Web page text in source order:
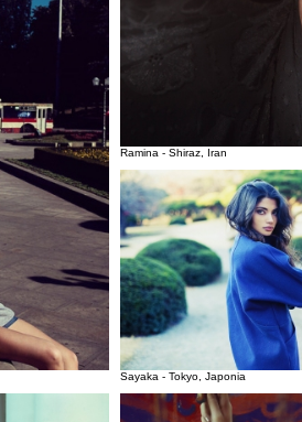
Ramina - Shiraz, Iran
Sayaka - Tokyo, Japonia